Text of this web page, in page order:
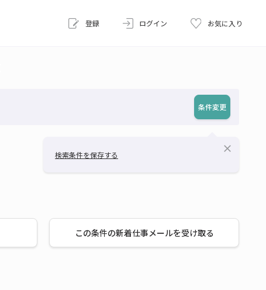
登録 ログイン お気に入り
条件変更
検索条件を保存する
close
この条件の新着仕事メールを受け取る